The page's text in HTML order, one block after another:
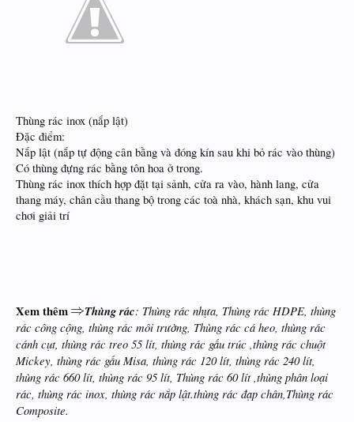
Thùng rác inox (nắp lật)
Đặc điểm:
Nắp lật (nắp tự động cân bằng và đóng kín sau khi bỏ rác vào thùng)
Có thùng đựng rác bằng tôn hoa ở trong.
Thùng rác inox thích hợp đặt tại sảnh, cửa ra vào, hành lang, cửa
thang máy, chân cầu thang bộ trong các toà nhà, khách sạn, khu vui
chơi giải trí
Xem thêm Thùng rác: Thùng rác nhựa, Thùng rác HDPE, thùng
rác công cộng, thùng rác môi trường, Thùng rác cá heo, thùng rác
cánh cụt, thùng rác treo 55 lít, thùng rác gấu trúc ,thùng rác chuột
Mickey, thùng rác gấu Misa, thùng rác 120 lít, thùng rác 240 lít,
thùng rác 660 lít, thùng rác 95 lít, Thùng rác 60 lít ,thùng phân loại
rác, thùng rác inox, thùng rác nắp lật.thùng rác đạp chân,Thùng rác
Composite.